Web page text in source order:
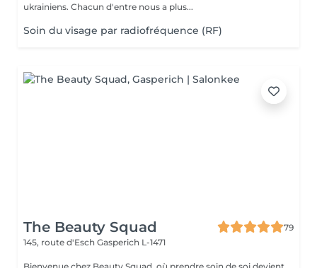
ukrainiens. Chacun d'entre nous a plus...
Soin du visage par radiofréquence (RF)
The Beauty Squad
79
145, route d'Esch Gasperich L-1471